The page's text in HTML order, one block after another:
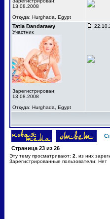
13.08.2008
Откуда: Hurghada, Egypt
Tatia Dandarawy
Участник
Зарегистрирован:
13.08.2008
Откуда: Hurghada, Egypt
Страница 23 из 26
Эту тему просматривают: 2 , из них
Зарегистрированные пользователи: Нет